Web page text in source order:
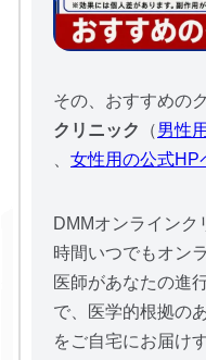
その、おすすめの
クリニック
（男性
女性用の公式HP
DMMオンライン
時間いつでもオン
医師があなたの進
で、医学的根拠の
をご自宅にお届け